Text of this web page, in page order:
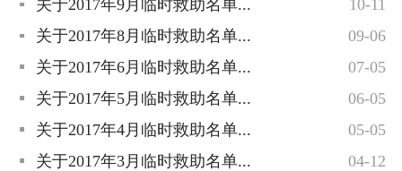
关于2017年9月临时救助名单...
10-11
关于2017年8月临时救助名单...
09-06
关于2017年6月临时救助名单...
07-05
关于2017年5月临时救助名单...
06-05
关于2017年4月临时救助名单...
05-05
关于2017年3月临时救助名单...
04-12